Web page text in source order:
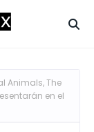
Animals, The
en el